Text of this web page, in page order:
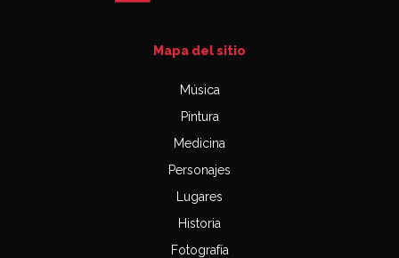
Mapa del sitio
Música
Pintura
Medicina
Personajes
Lugares
Historia
Fotografía